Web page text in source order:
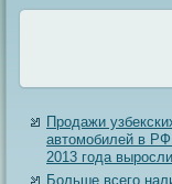
Продажи
автомобилей в
2013 года
Больше всего